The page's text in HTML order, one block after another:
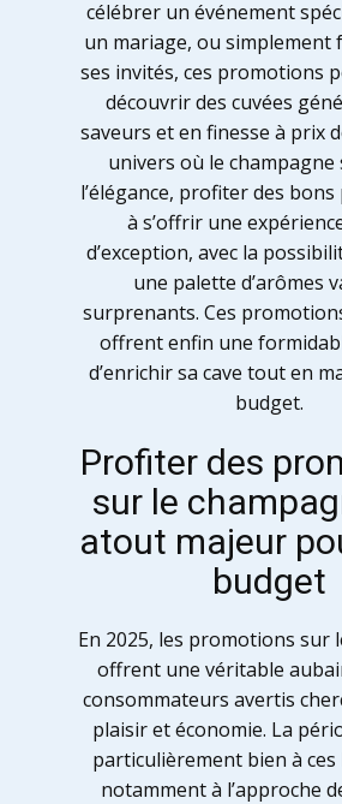
célébrer un événement
un mariage, ou simplement
ses invités, ces promotions
découvrir des cuvées
saveurs et en finesse à prix
univers où le champagne
l’élégance, profiter des
à s’offrir une
d’exception, avec la
une palette d’arômes
surprenants. Ces
offrent enfin une
d’enrichir sa cave tout en
budget.
Profiter des
sur le
atout majeur
budget
En 2025, les promotions sur
offrent une véritable
consommateurs avertis
plaisir et économie. La
particulièrement bien à ces
notamment à l’approche